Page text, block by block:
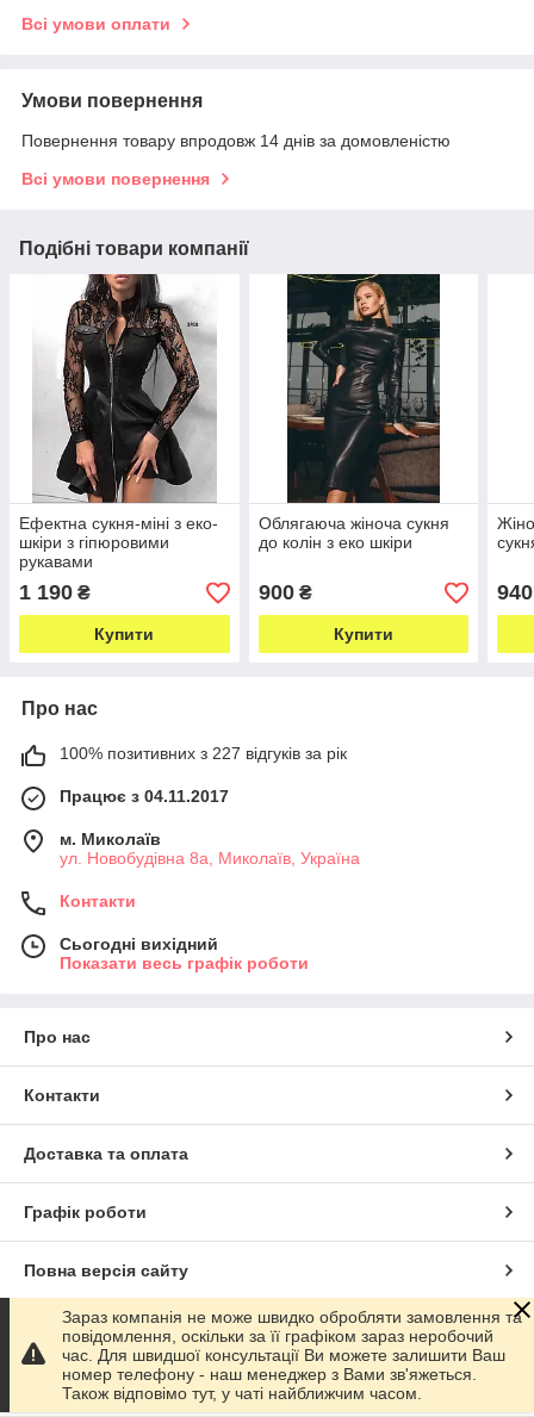
Всі умови оплати
Умови повернення
Повернення товару впродовж 14 днів за домовленістю
Всі умови повернення
Подібні товари компанії
Ефектна сукня-міні з еко-
шкіри з гіпюровими
рукавами
1 190 ₴
Купити
Облягаюча жіноча сукня
до колін з еко шкіри
900₴
Купити
940
Про нас
100% позитивних з 227 відгуків за рік
Працює з 04.11.2017
м. Миколаїв
ул. Новобудівна 8а, Миколаїв, Україна
Контакти
Сьогодні вихідний
Показати весь графік роботи
Про нас
Контакти
Доставка та оплата
Графік роботи
Повна версія сайту
Сайт створено на маркетплейсіProm.ua
Політика конфіденційності
Зараз компанія не може швидко обробляти замовлення та
повідомлення, оскільки за її графіком зараз неробочий
час. Для швидшої консультації Ви можете залишити Ваш
номер телефону - наш менеджер з Вами зв'яжеться.
Також відповімо тут, у чаті найближчим часом.